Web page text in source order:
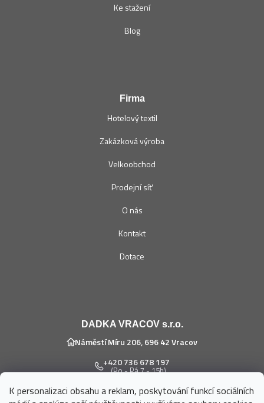
K personalizaci obsahu a reklam, poskytování funkcí sociálních
Ke stažení
Blog
Firma
Hotelový textil
Zakázková výroba
Velkoobchod
Prodejní síť
O nás
Kontakt
Dotace
DADKA VRACOV s.r.o.
Náměstí Míru 206, 696 42 Vracov
+420 736 678 197
(Po - Pá 7 - 15h)
eshop@dadka.cz